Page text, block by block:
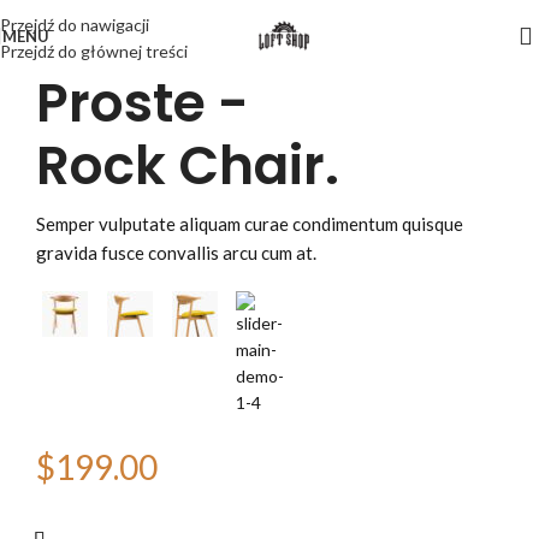
Przejdź do nawigacji
Przejdź do głównej treści
MENU
Proste -
Rock Chair.
Semper vulputate aliquam curae condimentum quisque
gravida fusce convallis arcu cum at.
$199.00
Eames -
Krzesło boczne.
CAPPELLINI
Drewniane
Krzesła
wypoczynkowe.
Semper vulputate aliquam curae condimentum quisque